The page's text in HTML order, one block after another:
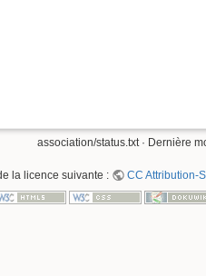
association/status.txt · Dernière
la licence suivante : CC Attribution-